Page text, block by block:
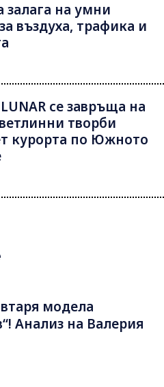
залага на умни
въздуха, трафика и
се завръща на
творби
курорта по Южното
модела
Анализ на Валерия